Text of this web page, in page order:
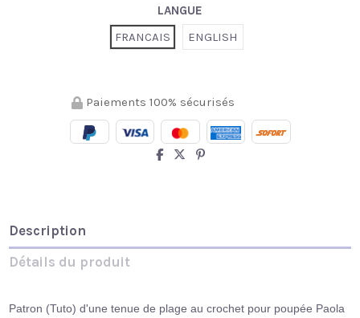
LANGUE
FRANCAIS
ENGLISH
Paiements 100% sécurisés
Description
Détails du produit
Patron (Tuto) d'une tenue de plage au crochet pour poupée Paola